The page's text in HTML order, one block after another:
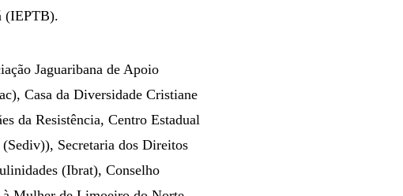
(IEPTB).
Jaguaribana de Apoio
Casa da Diversidade Cristiane
da Resistência, Centro Estadual
Secretaria dos Direitos
(Ibrat), Conselho